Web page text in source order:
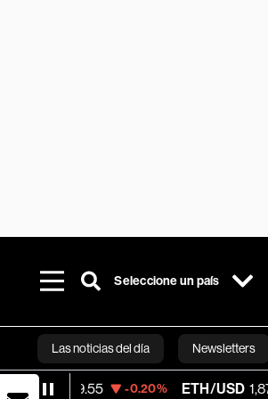
Seleccione un país
Las noticias del día Newsletters
ETH/USD 1,871.745 -0.19%